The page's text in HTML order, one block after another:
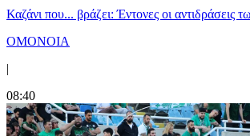
Καζάνι που... βράζει: Έντονες οι αντιδράσεις
ΟΜΟΝΟΙΑ
|
08:40